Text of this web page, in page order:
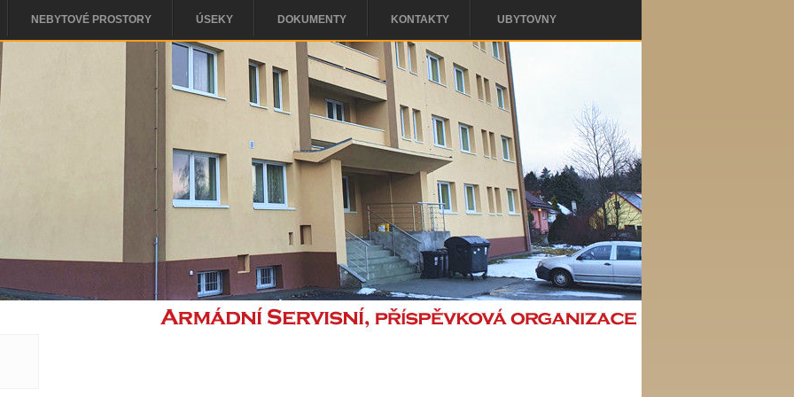
NEBYTOVÉ PROSTORY ÚSEKY DOKUMENTY KONTAKTY UBYTOVNY